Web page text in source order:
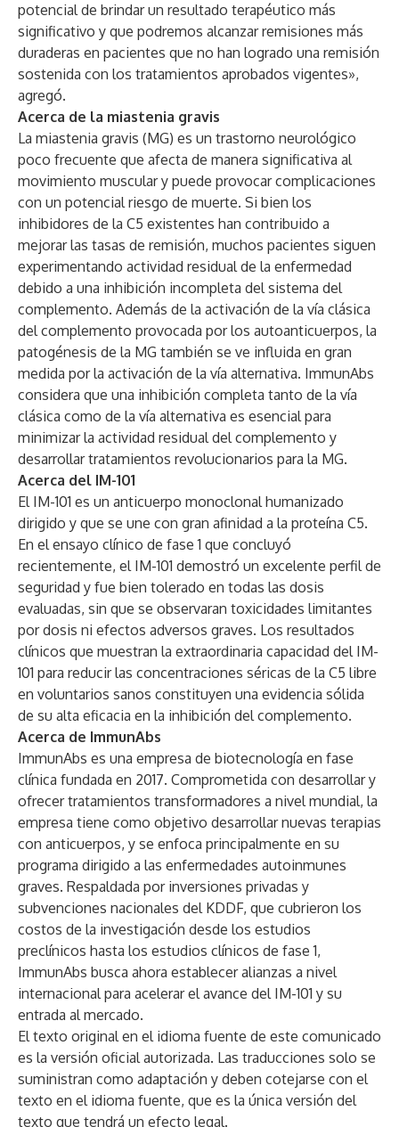
potencial de brindar un resultado terapéutico más
significativo y que podremos alcanzar remisiones más
duraderas en pacientes que no han logrado una remisión
sostenida con los tratamientos aprobados vigentes»,
agregó.
Acerca de la miastenia gravis
La miastenia gravis (MG) es un trastorno neurológico
poco frecuente que afecta de manera significativa al
movimiento muscular y puede provocar complicaciones
con un potencial riesgo de muerte. Si bien los
inhibidores de la C5 existentes han contribuido a
mejorar las tasas de remisión, muchos pacientes siguen
experimentando actividad residual de la enfermedad
debido a una inhibición incompleta del sistema del
complemento. Además de la activación de la vía clásica
del complemento provocada por los autoanticuerpos, la
patogénesis de la MG también se ve influida en gran
medida por la activación de la vía alternativa. ImmunAbs
considera que una inhibición completa tanto de la vía
clásica como de la vía alternativa es esencial para
minimizar la actividad residual del complemento y
desarrollar tratamientos revolucionarios para la MG.
Acerca del IM-101
El IM-101 es un anticuerpo monoclonal humanizado
dirigido y que se une con gran afinidad a la proteína C5.
En el ensayo clínico de fase 1 que concluyó
recientemente, el IM-101 demostró un excelente perfil de
seguridad y fue bien tolerado en todas las dosis
evaluadas, sin que se observaran toxicidades limitantes
por dosis ni efectos adversos graves. Los resultados
clínicos que muestran la extraordinaria capacidad del IM-
101 para reducir las concentraciones séricas de la C5 libre
en voluntarios sanos constituyen una evidencia sólida
de su alta eficacia en la inhibición del complemento.
Acerca de ImmunAbs
ImmunAbs es una empresa de biotecnología en fase
clínica fundada en 2017. Comprometida con desarrollar y
ofrecer tratamientos transformadores a nivel mundial, la
empresa tiene como objetivo desarrollar nuevas terapias
con anticuerpos, y se enfoca principalmente en su
programa dirigido a las enfermedades autoinmunes
graves. Respaldada por inversiones privadas y
subvenciones nacionales del KDDF, que cubrieron los
costos de la investigación desde los estudios
preclínicos hasta los estudios clínicos de fase 1,
ImmunAbs busca ahora establecer alianzas a nivel
internacional para acelerar el avance del IM-101 y su
entrada al mercado.
El texto original en el idioma fuente de este comunicado
es la versión oficial autorizada. Las traducciones solo se
suministran como adaptación y deben cotejarse con el
texto en el idioma fuente, que es la única versión del
texto que tendrá un efecto legal.